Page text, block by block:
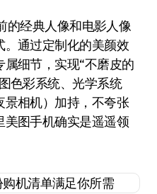
经典人像和电影人像
通过定制化的美颜效
细节，实现“不磨皮的
色彩系统、光学系统
景相机）加持，不夸张
图手机确实是遥遥领